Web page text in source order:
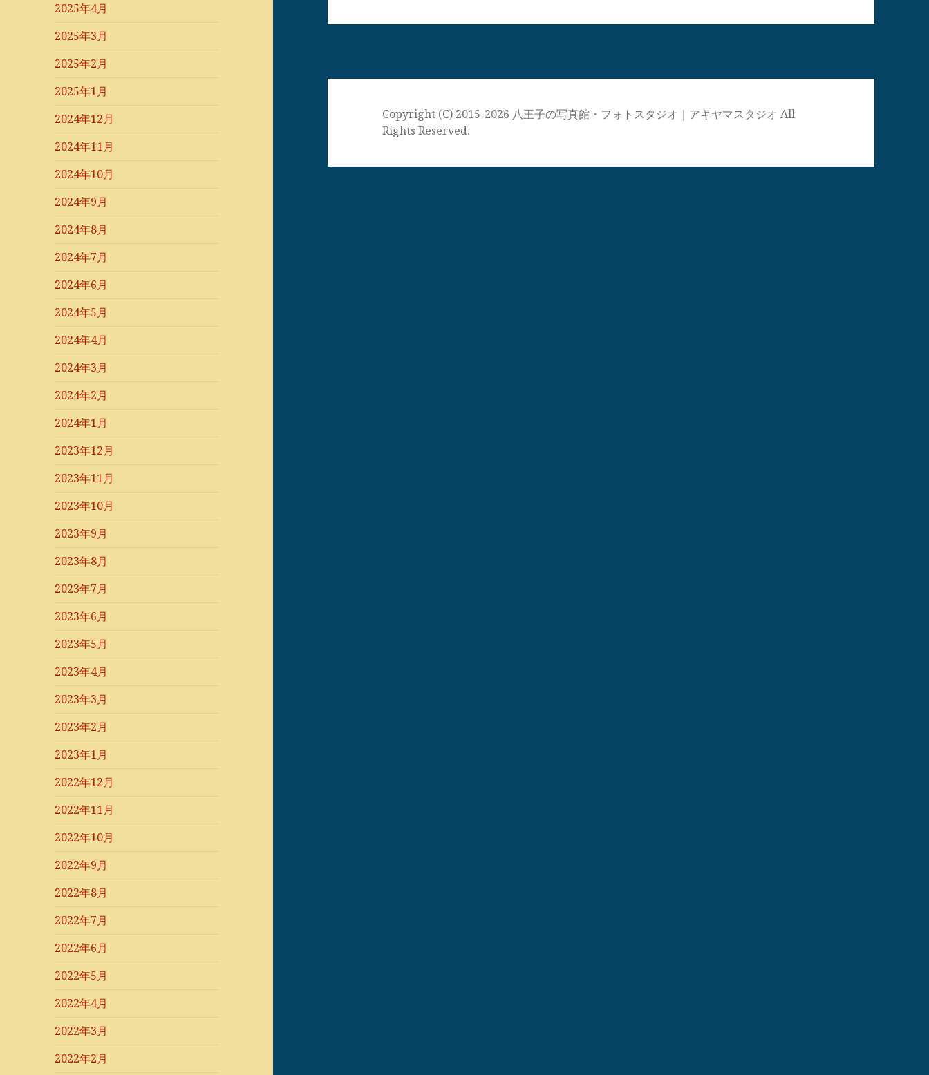
2025年4月
2025年3月
2025年2月
2025年1月
2024年12月
2024年11月
2024年10月
2024年9月
2024年8月
2024年7月
2024年6月
2024年5月
2024年4月
2024年3月
2024年2月
2024年1月
2023年12月
2023年11月
2023年10月
2023年9月
2023年8月
2023年7月
2023年6月
2023年5月
2023年4月
2023年3月
2023年2月
2023年1月
2022年12月
2022年11月
2022年10月
2022年9月
2022年8月
2022年7月
2022年6月
2022年5月
2022年4月
2022年3月
2022年2月
稿:
Copyright (C) 2015-2026 八王子の写真館・フォトスタジオ｜アキヤマスタジオ All
Rights Reserved.